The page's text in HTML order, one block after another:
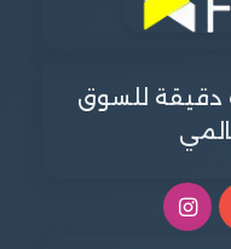
دقيقة للسوق
انستقرام